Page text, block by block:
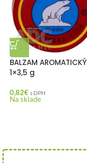
BALZAM AROMATICKÝ
1×3,5 g
0,82€ s DPH
Na sklade